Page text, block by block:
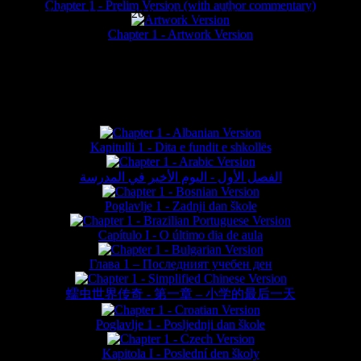
Chapter 1 - Prelim Version (with author commentary)
Chapter 1 - Artwork Version
Kapitulli 1 - Dita e fundit e shkollës
الفصل الأول - اليوم الأخير في المدرسة
Poglavlje 1 - Zadnji dan škole
Capítulo I - O último dia de aula
Глава 1 – Последният учебен ден
蠕虫世界传奇 - 第一章 – 小学的最后一天
Poglavlje 1 - Posljednji dan škole
Kapitola I - Poslední den školy
website © Daniel Lieske 2026 - Wormworld® is a registered